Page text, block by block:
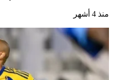
منذ 4 أشهر